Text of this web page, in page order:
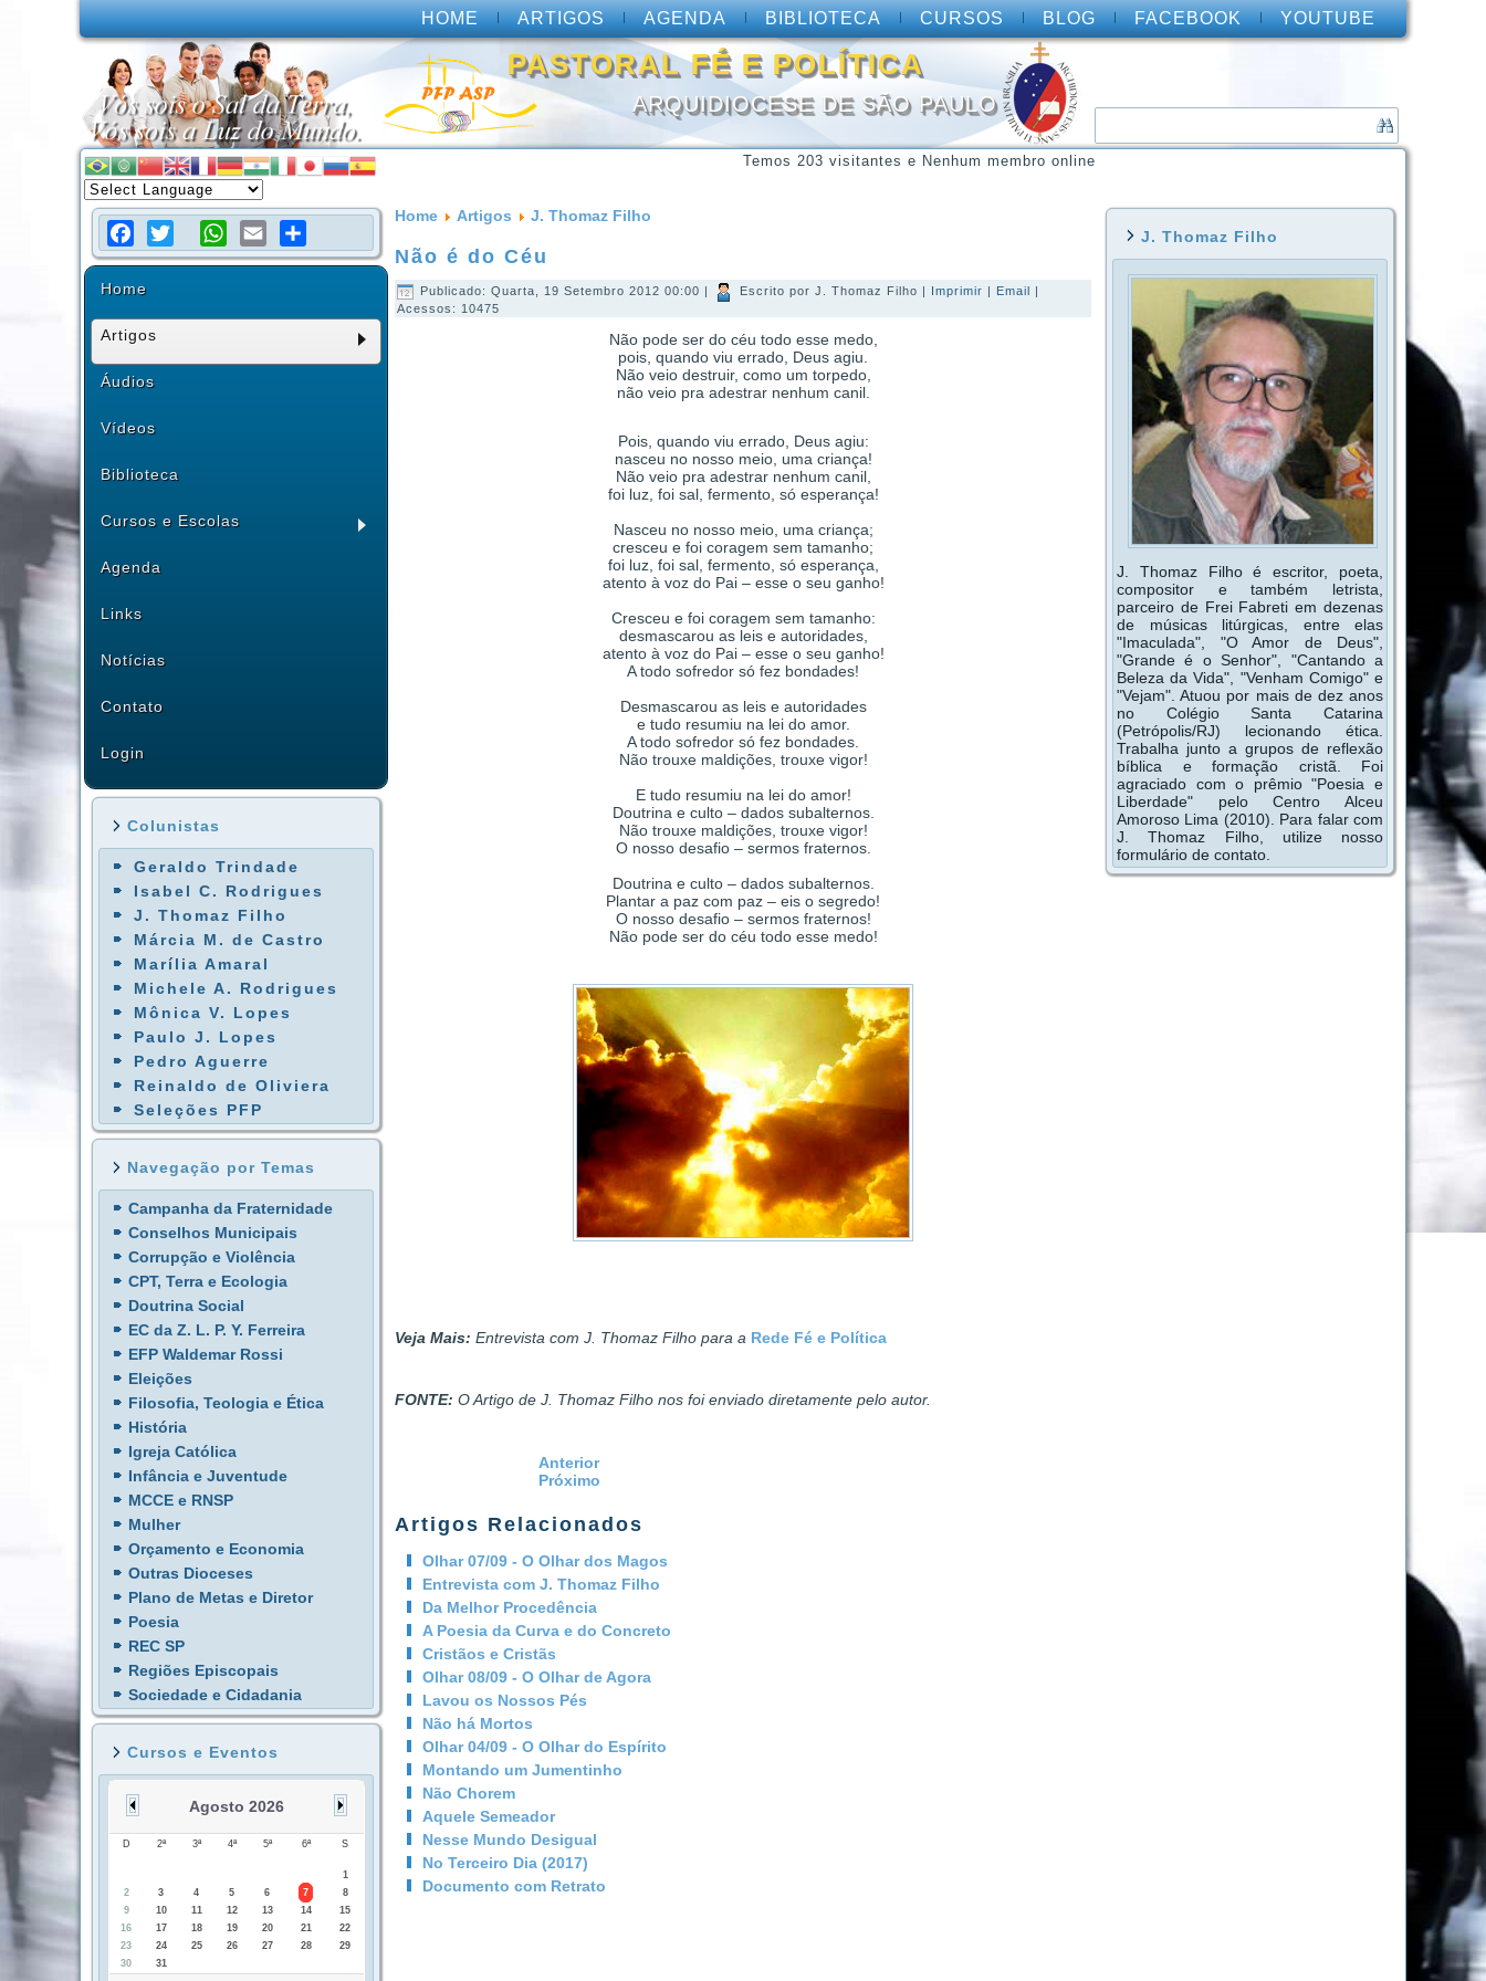
HOME ARTIGOS AGENDA BIBLIOTECA CURSOS BLOG FACEBOOK YOUTUBE
PASTORAL FÉ E POLÍTICA
ARQUIDIOCESE DE SÃO PAULO
Temos 203 visitantes e Nenhum membro online
Facebook
TwitterWhatsApp
EmailShare
Home
Artigos
Áudios
Vídeos
Biblioteca
Cursos e Escolas
Agenda
Links
Notícias
Contato
Login
Colunistas
Geraldo Trindade
Isabel C. Rodrigues
J. Thomaz Filho
Márcia M. de Castro
Marília Amaral
Michele A. Rodrigues
Mônica V. Lopes
Paulo J. Lopes
Pedro Aguerre
Reinaldo de Oliviera
Seleções PFP
Navegação por Temas
Campanha da Fraternidade
Conselhos Municipais
Corrupção e Violência
CPT, Terra e Ecologia
Doutrina Social
EC da Z. L. P. Y. Ferreira
EFP Waldemar Rossi
Eleições
Filosofia, Teologia e Ética
História
Igreja Católica
Infância e Juventude
MCCE e RNSP
Mulher
Orçamento e Economia
Outras Dioceses
Plano de Metas e Diretor
Poesia
REC SP
Regiões Episcopais
Sociedade e Cidadania
Cursos e Eventos
Agosto 2026
D 2ª 3ª 4ª 5ª 6ª S
1
2
3 4 5 6 7
8
9
10 11 12 13 14
15
16
17 18 19 20 21
22
23
24 25 26 27 28
29
30
31
Home Artigos J. Thomaz Filho
Não é do Céu
Publicado: Quarta, 19 Setembro 2012 00:00 | Escrito por J. Thomaz Filho | Imprimir | Email |
Acessos: 10475
Não pode ser do céu todo esse medo,
pois, quando viu errado, Deus agiu.
Não veio destruir, como um torpedo,
não veio pra adestrar nenhum canil.
Pois, quando viu errado, Deus agiu:
nasceu no nosso meio, uma criança!
Não veio pra adestrar nenhum canil,
foi luz, foi sal, fermento, só esperança!
Nasceu no nosso meio, uma criança;
cresceu e foi coragem sem tamanho;
foi luz, foi sal, fermento, só esperança,
atento à voz do Pai – esse o seu ganho!
Cresceu e foi coragem sem tamanho:
desmascarou as leis e autoridades,
atento à voz do Pai – esse o seu ganho!
A todo sofredor só fez bondades!
Desmascarou as leis e autoridades
e tudo resumiu na lei do amor.
A todo sofredor só fez bondades.
Não trouxe maldições, trouxe vigor!
E tudo resumiu na lei do amor!
Doutrina e culto – dados subalternos.
Não trouxe maldições, trouxe vigor!
O nosso desafio – sermos fraternos.
Doutrina e culto – dados subalternos.
Plantar a paz com paz – eis o segredo!
O nosso desafio – sermos fraternos!
Não pode ser do céu todo esse medo!
Veja Mais: Entrevista com J. Thomaz Filho para a Rede Fé e Política
FONTE: O Artigo de J. Thomaz Filho nos foi enviado diretamente pelo autor.
Anterior
Próximo
Artigos Relacionados
Olhar 07/09 - O Olhar dos Magos
Entrevista com J. Thomaz Filho
Da Melhor Procedência
A Poesia da Curva e do Concreto
Cristãos e Cristãs
Olhar 08/09 - O Olhar de Agora
Lavou os Nossos Pés
Não há Mortos
Olhar 04/09 - O Olhar do Espírito
Montando um Jumentinho
Não Chorem
Aquele Semeador
Nesse Mundo Desigual
No Terceiro Dia (2017)
Documento com Retrato
J. Thomaz Filho
J. Thomaz Filho é escritor, poeta,
compositor e também letrista,
parceiro de Frei Fabreti em dezenas
de músicas litúrgicas, entre elas
"Imaculada", "O Amor de Deus",
"Grande é o Senhor", "Cantando a
Beleza da Vida", "Venham Comigo" e
"Vejam". Atuou por mais de dez anos
no Colégio Santa Catarina
(Petrópolis/RJ) lecionando ética.
Trabalha junto a grupos de reflexão
bíblica e formação cristã. Foi
agraciado com o prêmio "Poesia e
Liberdade" pelo Centro Alceu
Amoroso Lima (2010). Para falar com
J. Thomaz Filho, utilize nosso
formulário de contato.